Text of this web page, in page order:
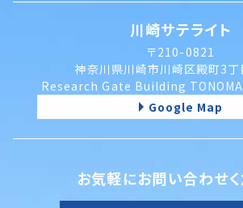
川崎サテライト
〒210-0821
神奈川県川崎市川崎区殿町3
Research Gate Building
Google Map
お気軽にお問い合わせ